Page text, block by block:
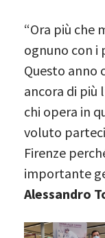
“Ora più che
ognuno con i
Questo anno
ancora di più
chi opera in
voluto
Firenze
importante
Alessandro